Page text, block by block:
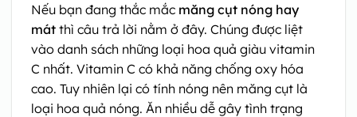
Nếu bạn đang thắc mắc măng cụt nóng hay
mát thì câu trả lời nằm ở đây. Chúng được liệt
vào danh sách những loại hoa quả giàu vitamin
C nhất. Vitamin C có khả năng chống oxy hóa
cao. Tuy nhiên lại có tính nóng nên măng cụt là
loại hoa quả nóng. Ăn nhiều dễ gây tình trạng